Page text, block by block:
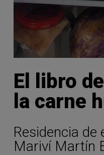
El libro
la carne
Residencia de
Mariví Martín